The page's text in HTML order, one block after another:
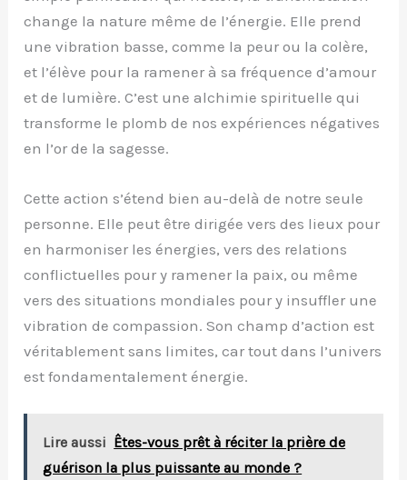
change la nature même de l’énergie. Elle prend
une vibration basse, comme la peur ou la colère,
et l’élève pour la ramener à sa fréquence d’amour
et de lumière. C’est une alchimie spirituelle qui
transforme le plomb de nos expériences négatives
en l’or de la sagesse.
Cette action s’étend bien au-delà de notre seule
personne. Elle peut être dirigée vers des lieux pour
en harmoniser les énergies, vers des relations
conflictuelles pour y ramener la paix, ou même
vers des situations mondiales pour y insuffler une
vibration de compassion. Son champ d’action est
véritablement sans limites, car tout dans l’univers
est fondamentalement énergie.
Lire aussi Êtes-vous prêt à réciter la prière de
guérison la plus puissante au monde ?